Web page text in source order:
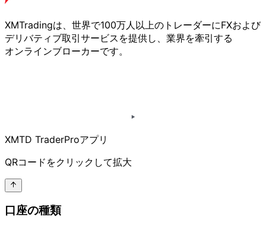
XMTradingは、 世界で100万人以上の トレーダーにFXおよび
デリバティブ取引サービスを提供し、 業界を牽引する
オンラインブローカーです。
XMTD TraderProアプリ
QRコードをクリックして拡大
口座の種類